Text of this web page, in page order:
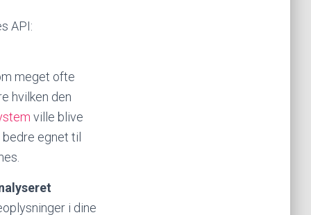
API:
meget ofte
hvilken den
ville blive
egnet til
i dine